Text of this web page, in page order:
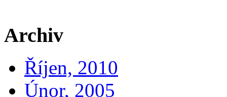
Archiv
Říjen, 2010
Únor, 2005